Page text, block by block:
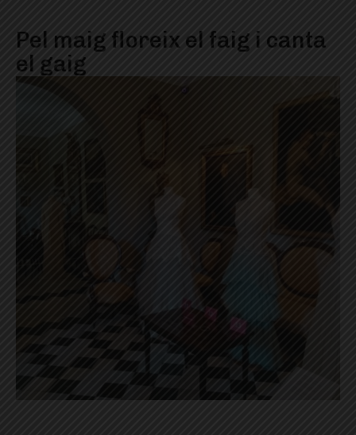
Pel maig floreix el faig i canta
el gaig